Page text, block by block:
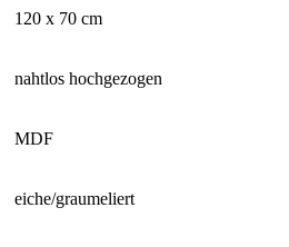
120 x 70 cm
nahtlos hochgezogen
MDF
eiche/graumeliert